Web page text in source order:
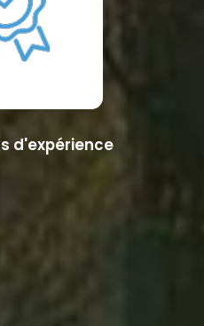
d'expérience